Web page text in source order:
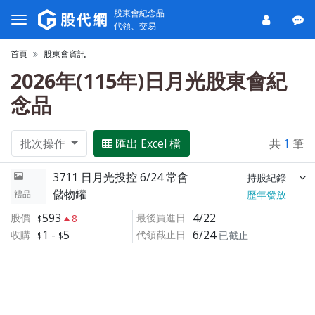
股東會紀念品
代領、交易
首頁 股東會資訊
2026年(115年)日月光股東會紀
念品
批次操作 匯出 Excel 檔 共 1 筆
禮品
3711 日月光投控 6/24 常會 持股紀錄
儲物罐
歷年發放
股價
593
8
收購
1 - 5
最後買進日 4/22
代領截止日 6/24 已截止